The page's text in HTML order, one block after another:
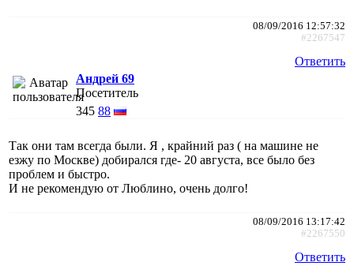
08/09/2016 12:57:32
#2267547
Ответить
Андрей 69
Посетитель
345 88
Так они там всегда были. Я , крайний раз ( на машине не
езжу по Москве) добирался где- 20 августа, все было без
проблем и быстро.
И не рекомендую от Люблино, очень долго!
08/09/2016 13:17:42
#2267550
Ответить